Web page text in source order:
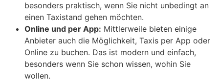
besonders praktisch, wenn Sie nicht unbedingt an
einen Taxistand gehen möchten.
Online und per App: Mittlerweile bieten einige
Anbieter auch die Möglichkeit, Taxis per App oder
Online zu buchen. Das ist modern und einfach,
besonders wenn Sie schon wissen, wohin Sie
wollen.